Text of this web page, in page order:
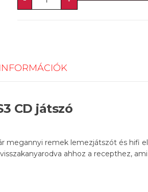
CD játszó
megannyi remek lemezjátszót és hifi
ahhoz a recepthez,